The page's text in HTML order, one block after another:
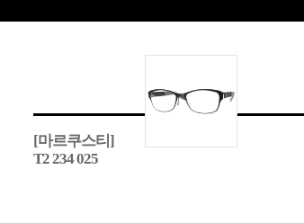
[마르쿠스티]
T2 234 025